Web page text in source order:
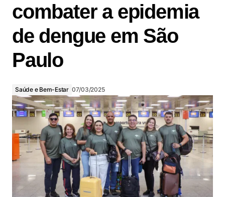
combater a epidemia
de dengue em São
Paulo
Saúde e Bem-Estar 07/03/2025